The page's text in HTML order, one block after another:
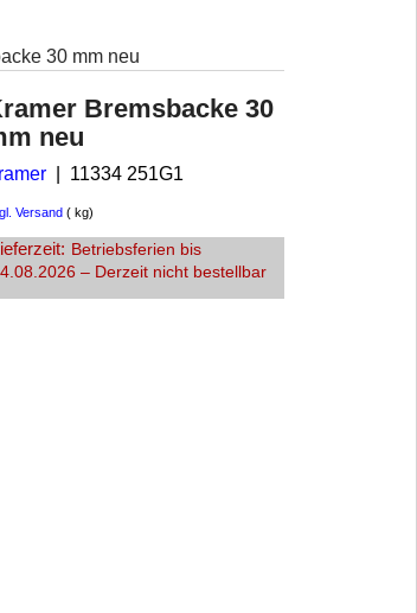
30 mm neu
Bremsbacke 30
neu
11334 251G1
Versand kg
Betriebsferien bis
– Derzeit nicht bestellbar